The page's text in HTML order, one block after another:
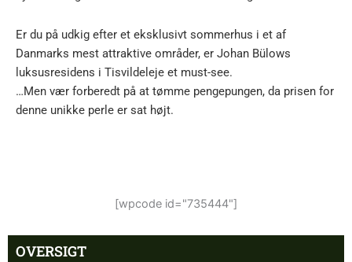
Er du på udkig efter et eksklusivt sommerhus i et af
Danmarks mest attraktive områder, er Johan Bülows
luksusresidens i Tisvildeleje et must-see.
…Men vær forberedt på at tømme pengepungen, da prisen for
denne unikke perle er sat højt.
[wpcode id="735444"]
OVERSIGT